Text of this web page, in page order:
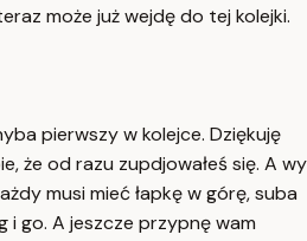
może już wejdę do tej kolejki.
pierwszy w kolejce. Dziękuję
że od razu zupdjowałeś się. A wy
musi mieć łapkę w górę, suba
i go. A jeszcze przypnę wam